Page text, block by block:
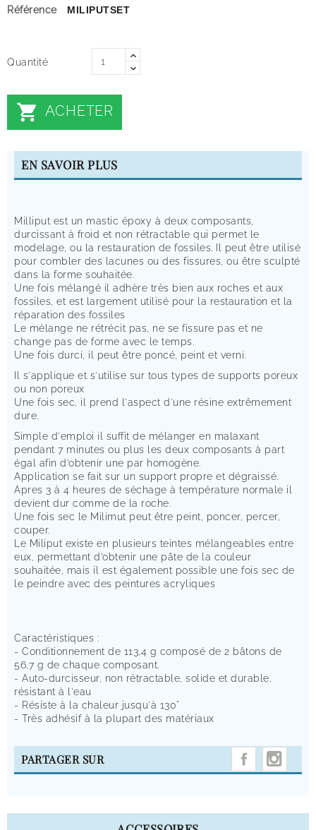
Référence MILIPUTSET
Quantité
 ACHETER
EN SAVOIR PLUS
Milliput est un mastic époxy à deux composants,
durcissant à froid et non rétractable qui permet le
modelage, ou la restauration de fossiles. Il peut être utilisé
pour combler des lacunes ou des fissures, ou être sculpté
dans la forme souhaitée.
Une fois mélangé il adhère très bien aux roches et aux
fossiles, et est largement utilisé pour la restauration et la
réparation des fossiles
Le mélange ne rétrécit pas, ne se fissure pas et ne
change pas de forme avec le temps.
Une fois durci, il peut être poncé, peint et verni.
Il s'applique et s'utilise sur tous types de supports poreux
ou non poreux
Une fois sec, il prend l'aspect d'une résine extrêmement
dure.
Simple d'emploi il suffit de mélanger en malaxant
pendant 7 minutes ou plus les deux composants à part
égal afin d’obtenir une par homogène.
Application se fait sur un support propre et dégraissé.
Apres 3 à 4 heures de séchage à température normale il
devient dur comme de la roche.
Une fois sec le Milimut peut être peint, poncer, percer,
couper.
Le Miliput existe en plusieurs teintes mélangeables entre
eux, permettant d’obtenir une pâte de la couleur
souhaitée, mais il est également possible une fois sec de
le peindre avec des peintures acryliques
Caractéristiques :
- Conditionnement de 113,4 g composé de 2 bâtons de
56,7 g de chaque composant.
- Auto-durcisseur, non rétractable, solide et durable,
résistant à l'eau
- Résiste à la chaleur jusqu'à 130°
- Très adhésif à la plupart des matériaux
PARTAGER SUR